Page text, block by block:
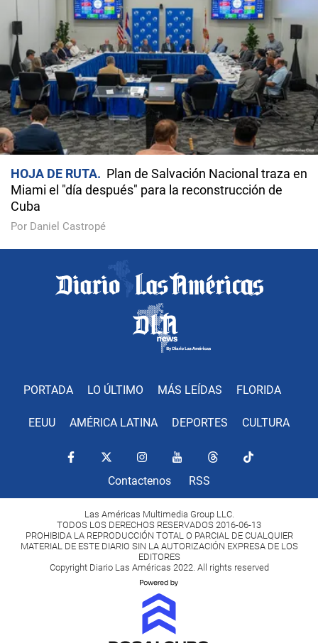
HOJA DE RUTA
Plan de Salvación Nacional traza en
Miami el "día después" para la reconstrucción de
Cuba
Por Daniel Castropé
PORTADA LO ÚLTIMO MÁS LEÍDAS FLORIDA
EEUU AMÉRICA LATINA DEPORTES CULTURA
Contactenos RSS
Las Américas Multimedia Group LLC.
TODOS LOS DERECHOS RESERVADOS 2016-06-13
PROHIBIDA LA REPRODUCCIÓN TOTAL O PARCIAL DE CUALQUIER
MATERIAL DE ESTE DIARIO SIN LA AUTORIZACIÓN EXPRESA DE LOS
EDITORES
Copyright Diario Las Américas 2022. All rights reserved